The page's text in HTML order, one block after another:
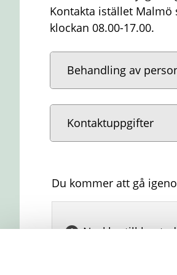
Kontakta istället Malmö
klockan 08.00-17.00.
Behandling av
Kontaktuppgifter
Du kommer att gå
Nycklar till